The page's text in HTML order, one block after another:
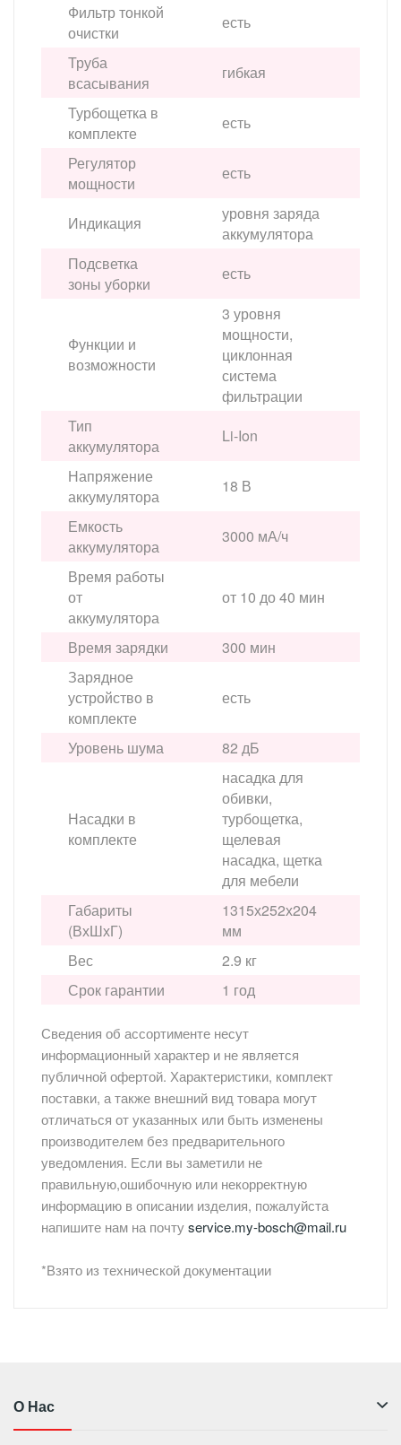
Фильтр тонкой
очистки
есть
Труба
всасывания
гибкая
Турбощетка в
комплекте
есть
Регулятор
мощности
есть
Индикация
уровня заряда
аккумулятора
Подсветка
зоны уборки
есть
Функции и
возможности
3 уровня
мощности,
циклонная
система
фильтрации
Тип
аккумулятора
Li-Ion
Напряжение
аккумулятора
18 В
Емкость
аккумулятора
3000 мА/ч
Время работы
от
аккумулятора
от 10 до 40 мин
Время зарядки
300 мин
Зарядное
устройство в
комплекте
есть
Уровень шума 82 дБ
Насадки в
комплекте
насадка для
обивки,
турбощетка,
щелевая
насадка, щетка
для мебели
Габариты
(ВхШхГ)
1315х252х204
мм
Вес
2.9 кг
Срок гарантии
1 год
Сведения об ассортименте несут
информационный характер и не является
публичной офертой. Характеристики, комплект
поставки, а также внешний вид товара могут
отличаться от указанных или быть изменены
производителем без предварительного
уведомления. Если вы заметили не
правильную,ошибочную или некорректную
информацию в описании изделия, пожалуйста
напишите нам на почтуservice.my-bosch@mail.ru
*Взято из технической документации
О Нас